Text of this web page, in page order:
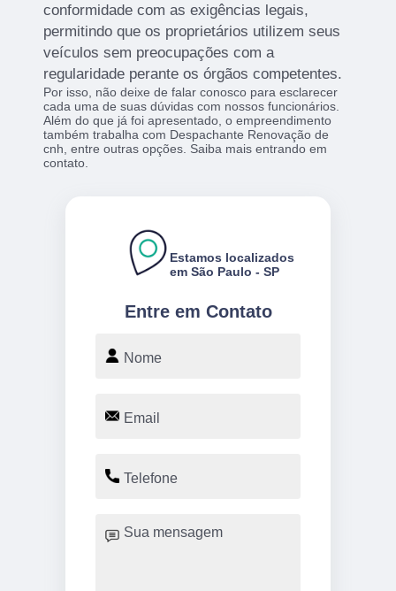
conformidade com as exigências legais,
permitindo que os proprietários utilizem seus
veículos sem preocupações com a
regularidade perante os órgãos competentes.
Por isso, não deixe de falar conosco para esclarecer
cada uma de suas dúvidas com nossos funcionários.
Além do que já foi apresentado, o empreendimento
também trabalha com Despachante Renovação de
cnh, entre outras opções. Saiba mais entrando em
contato.
Entre em Contato
Estamos localizados
em São Paulo - SP